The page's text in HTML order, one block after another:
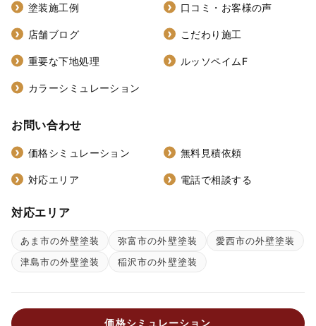
塗装施工例 口コミ・お客様の声
店舗ブログ こだわり施工
重要な下地処理 ルッソペイムF
カラーシミュレーション
お問い合わせ
価格シミュレーション 無料見積依頼
対応エリア 電話で相談する
対応エリア
あま市の外壁塗装 弥富市の外壁塗装
愛西市の外壁塗装
津島市の外壁塗装
稲沢市の外壁塗装
価格シミュレーション